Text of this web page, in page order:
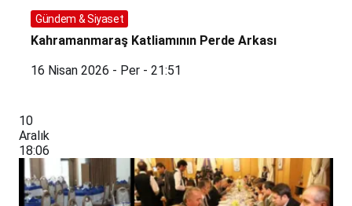
Gündem & Siyaset
Kahramanmaraş Katliamının Perde Arkası
16 Nisan 2026 - Per - 21:51
10
Aralık
18:06